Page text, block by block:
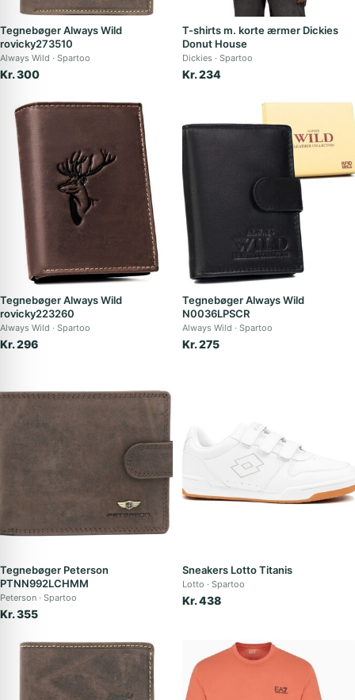
Tegnebøger Always Wild
rovicky273510
Always Wild Spartoo
Kr. 300
T-shirts m. korte ærmer Dickies
Donut House
Dickies Spartoo
Kr. 234
Tegnebøger Always Wild
rovicky223260
Always Wild Spartoo
Kr. 296
Tegnebøger Always Wild
N0036LPSCR
Always Wild Spartoo
Kr. 275
Tegnebøger Peterson
PTNN992LCHMM
Peterson Spartoo
Kr. 355
Sneakers Lotto Titanis
Lotto Spartoo
Kr. 438